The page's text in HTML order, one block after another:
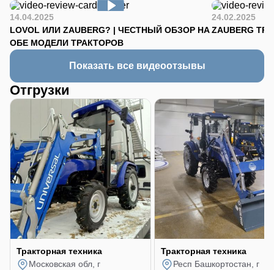
14.04.2025
LOVOL ИЛИ ZAUBERG? | ЧЕСТНЫЙ ОБЗОР НА
ОБЕ МОДЕЛИ ТРАКТОРОВ
24.02.2025
ZAUBERG
Показать все видеоотзывы
Отгрузки
Тракторная техника
Московская обл, г
Тракторная техника
Респ Башкортостан, г